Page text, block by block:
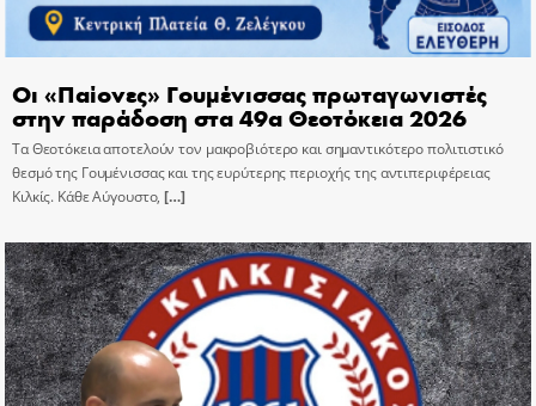
Οι «Παίονες» Γουμένισσας πρωταγωνιστές
στην παράδοση στα 49α Θεοτόκεια 2026
Τα Θεοτόκεια αποτελούν τον μακροβιότερο και σημαντικότερο πολιτιστικό
θεσμό της Γουμένισσας και της ευρύτερης περιοχής της αντιπεριφέρειας
Κιλκίς. Κάθε Αύγουστο, […]